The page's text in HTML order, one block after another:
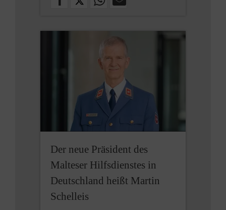
Der neue Präsident des
Malteser Hilfsdienstes in
Deutschland heißt Martin
Schelleis